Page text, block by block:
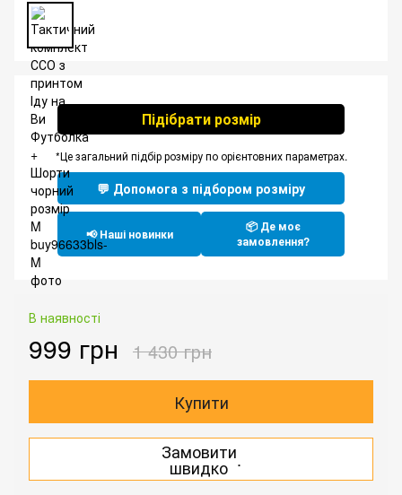
Підібрати розмір
*Це загальний підбір розміру по орієнтовних параметрах.
💬 Допомога з підбором розміру
📢 Наші новинки
📦 Де моє
замовлення?
В наявності
999 грн 1 430 грн
Купити
Замовити
швидко .